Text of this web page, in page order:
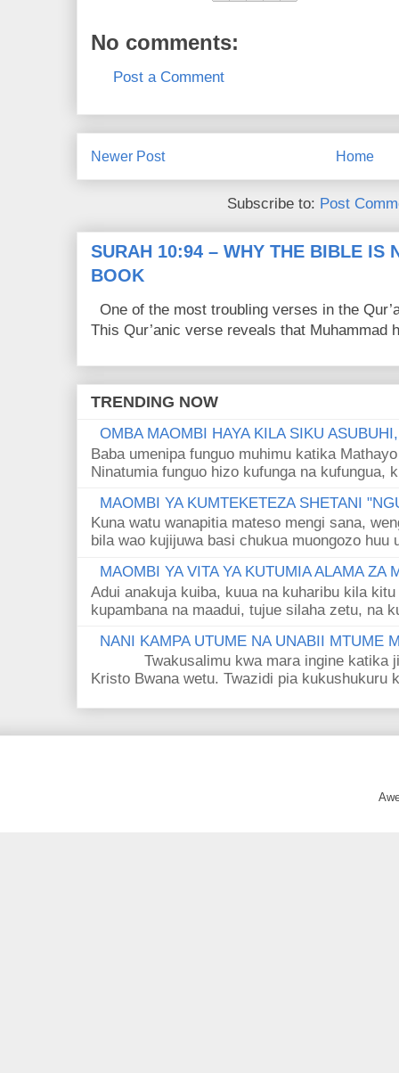
No comments:
Post a Comment
Newer Post Home
Subscribe to: Post
SURAH 10:94 – WHY THE BIBLE IS
BOOK
One of the most troubling verses in the
This Qur’anic verse reveals that Muhammad
TRENDING NOW
OMBA MAOMBI HAYA KILA SIKU
Baba umenipa funguo muhimu katika
Ninatumia funguo hizo kufunga na kufungua,
MAOMBI YA KUMTEKETEZA SHETANI
Kuna watu wanapitia mateso mengi sana,
bila wao kujijuwa basi chukua muongozo huu
MAOMBI YA VITA YA KUTUMIA ALAMA ZA
Adui anakuja kuiba, kuua na kuharibu kila
kupambana na maadui, tujue silaha zetu, na
NANI KAMPA UTUME NA UNABII MTUME
Twakusalimu kwa mara ingine katika
Kristo Bwana wetu. Twazidi pia kukushukuru